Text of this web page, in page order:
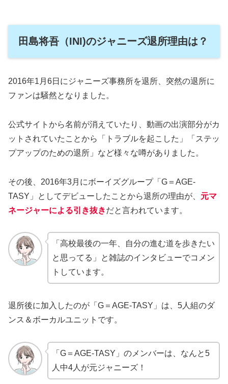
田島将吾（INI)のジャニーズ退所理由は？
2016年1月6日にジャニーズ事務所を退所、突然の退所に
ファンは騒然となりました。
公式サイトから名前が消えていたり、動画の出演部分がカ
ットされていたことから「トラブルを起こした」「ステッ
プアップのための退所」など様々な噂がありました。
その後、2016年3月にボーイズグループ「G＝AGE-
TASY」としてデビューしたことから退所の理由が、 元マ
ネージャーによる引き抜きだと言われています。
「高校最後の一年、自分の進む道を歩きたい
と思ってる」と雑誌のインタビューでコメン
トしています。
退所後に加入したのが「G＝AGE-TASY」は、5人組のダ
ンス＆ボーカルユニットです。
「G＝AGE-TASY」のメンバーは、なんと5
人中4人が元ジャニーズ！